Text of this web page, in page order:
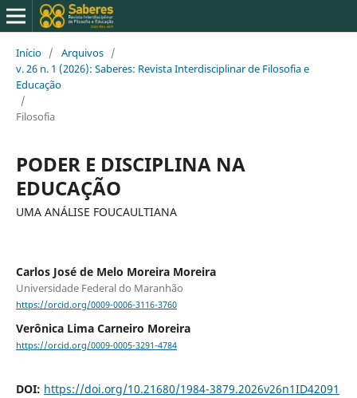
Início / Arquivos /
v. 26 n. 1 (2026): Saberes: Revista Interdisciplinar de Filosofia e
Educação
/
Filosofia
PODER E DISCIPLINA NA
EDUCAÇÃO
UMA ANÁLISE FOUCAULTIANA
Carlos José de Melo Moreira Moreira
Universidade Federal do Maranhão
https://orcid.org/0009-0006-3116-3760
Verônica Lima Carneiro Moreira
https://orcid.org/0009-0005-3291-4784
DOI: https://doi.org/10.21680/1984-3879.2026v26n1ID42091